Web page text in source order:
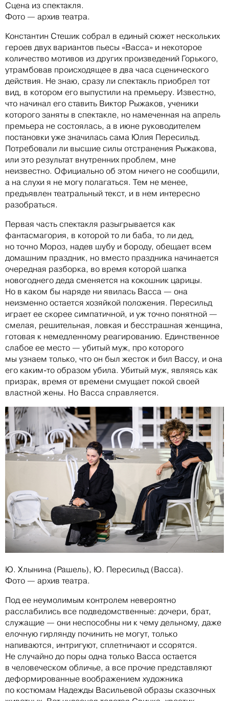
Сцена из спектакля.
Фото — архив театра.
Константин Стешик собрал в единый сюжет нескольких
героев двух вариантов пьесы «Васса» и некоторое
количество мотивов из других произведений Горького,
утрамбовав происходящее в два часа сценического
действия. Не знаю, сразу ли спектакль приобрел тот
вид, в котором его выпустили на премьеру. Известно,
что начинал его ставить Виктор Рыжаков, ученики
которого заняты в спектакле, но намеченная на апрель
премьера не состоялась, а в июне руководителем
постановки уже значилась сама Юлия Пересильд.
Потребовали ли высшие силы отстранения Рыжакова,
или это результат внутренних проблем, мне
неизвестно. Официально об этом ничего не сообщили,
а на слухи я не могу полагаться. Тем не менее,
предъявлен театральный текст, и в нем интересно
разобраться.
Первая часть спектакля разыгрывается как
фантасмагория, в которой то ли баба, то ли дед,
но точно Мороз, надев шубу и бороду, обещает всем
домашним праздник, но вместо праздника начинается
очередная разборка, во время которой шапка
новогоднего деда сменяется на кокошник царицы.
Но в каком бы наряде ни явилась Васса — она
неизменно остается хозяйкой положения. Пересильд
играет ее скорее симпатичной, и уж точно понятной —
смелая, решительная, ловкая и бесстрашная женщина,
готовая к немедленному реагированию. Единственное
слабое ее место — убитый муж, про которого
мы узнаем только, что он был жесток и бил Вассу, и она
его каким-то образом убила. Убитый муж, являясь как
призрак, время от времени смущает покой своей
властной жены. Но Васса справляется.
Ю. Хлынина (Рашель), Ю. Пересильд (Васса).
Фото — архив театра.
Под ее неумолимым контролем невероятно
расслабились все подведомственные: дочери, брат,
служащие — они неспособны ни к чему дельному, даже
елочную гирлянду починить не могут, только
напиваются, интригуют, сплетничают и ссорятся.
Не случайно до поры одна только Васса остается
в человеческом обличье, а все прочие представляют
деформированные воображением художника
по костюмам Надежды Васильевой образы сказочных